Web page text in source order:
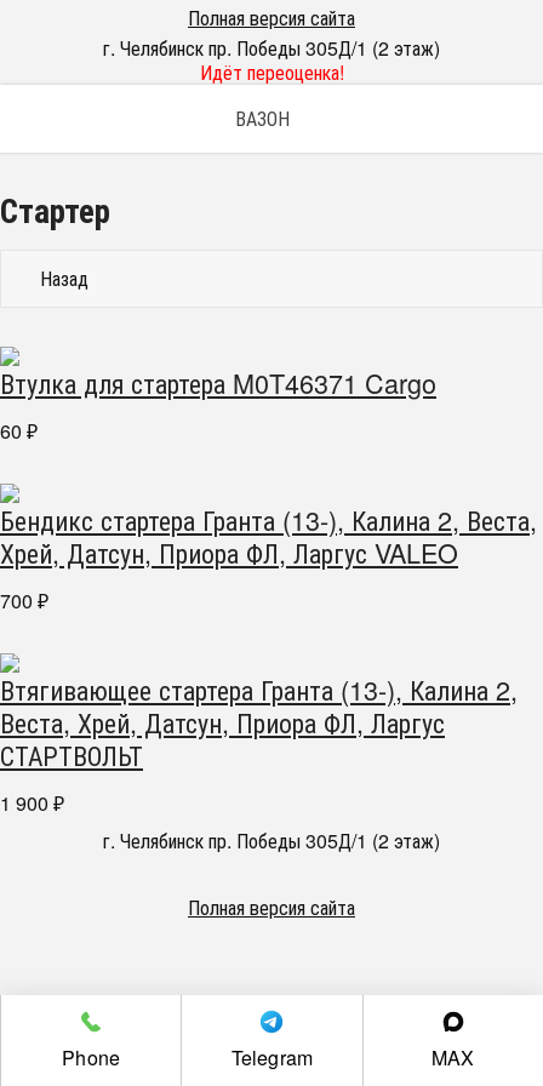
Полная версия сайта
г. Челябинск пр. Победы 305Д/1 (2 этаж)
Идёт переоценка!
ВАЗОН
Стартер
Назад
Втулка для стартера M0T46371 Cargo
60 ₽
Бендикс стартера Гранта (13-), Калина 2, Веста,
Хрей, Датсун, Приора ФЛ, Ларгус VALEO
700 ₽
Втягивающее стартера Гранта (13-), Калина 2,
Веста, Хрей, Датсун, Приора ФЛ, Ларгус
СТАРТВОЛЬТ
1 900 ₽
г. Челябинск пр. Победы 305Д/1 (2 этаж)
Полная версия сайта
Phone Telegram MAX